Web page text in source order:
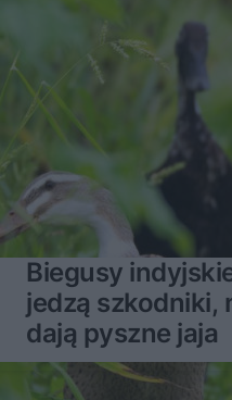
Biegusy
jedzą szkodniki,
dają pyszne jaja